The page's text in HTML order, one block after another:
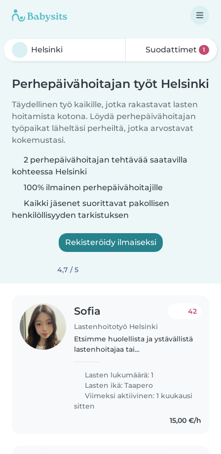
Suodattimet 1
Perhepäivähoitajan työt Helsinki
Täydellinen työ kaikille, jotka rakastavat lasten
hoitamista kotona. Löydä perhepäivähoitajan
työpaikat läheltäsi perheiltä, jotka arvostavat
kokemustasi.
2 perhepäivähoitajan tehtävää saatavilla
kohteessa Helsinki
100% ilmainen perhepäivähoitajille
Kaikki jäsenet suorittavat pakollisen
henkilöllisyyden tarkistuksen
Rekisteröidy ilmaiseksi
4,7 / 5
Sofia
Lastenhoitotyö Helsinki
42
Etsimme huolellista ja ystävällistä
lastenhoitajaa tai
vuotiaata energiaa purkavaa ja
puheliasta pikkutyttöä.
Lemmikkieläimiin ja
ruoanlaittoon tottunut..
Lasten lukumäärä: 1
Lasten ikä:Taapero
Viimeksi aktiivinen: 1 kuukausi
sitten
15,00 €/h